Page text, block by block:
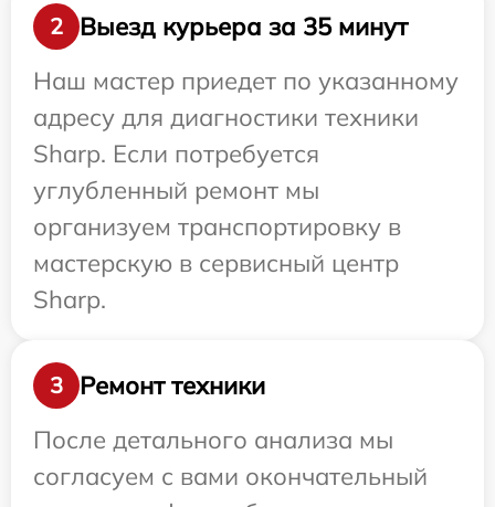
2
Выезд курьера за 35 минут
Наш мастер приедет по указанному
адресу для диагностики техники
Sharp. Если потребуется
углубленный ремонт мы
организуем транспортировку в
мастерскую в сервисный центр
Sharp.
3
Ремонт техники
После детального анализа мы
согласуем с вами окончательный